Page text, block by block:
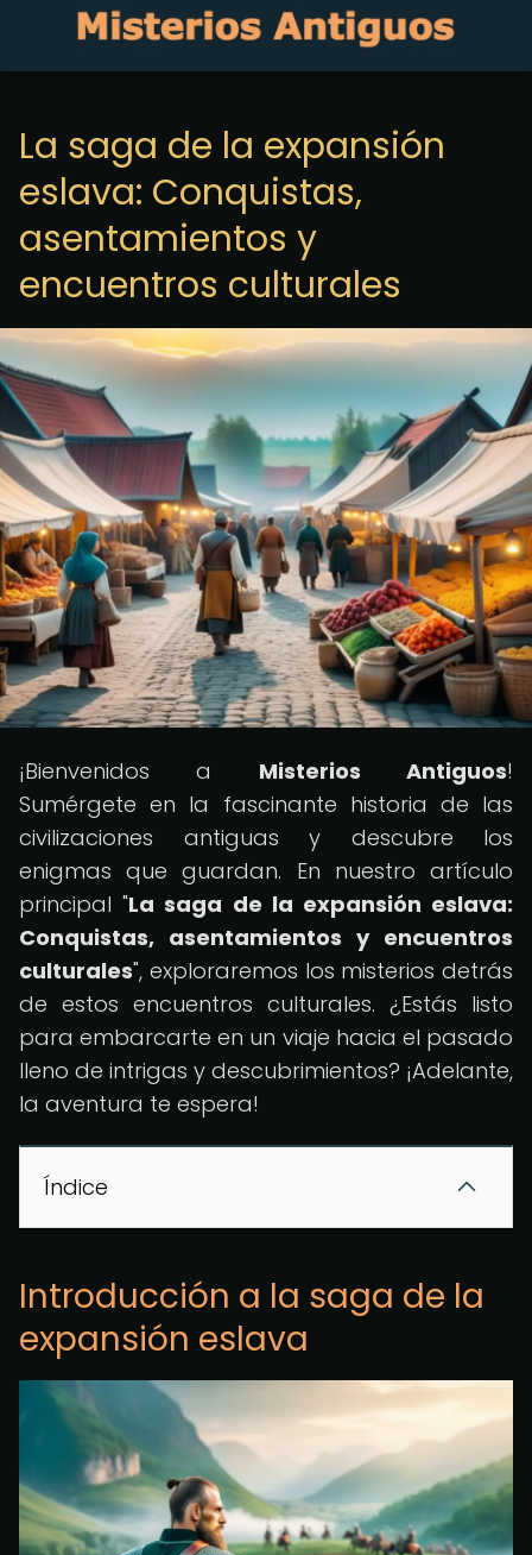
La saga de la expansión
eslava: Conquistas,
asentamientos y
encuentros culturales
¡Bienvenidos a Misterios Antiguos!
Sumérgete en la fascinante historia de las
civilizaciones antiguas y descubre los
enigmas que guardan. En nuestro artículo
principal "La saga de la expansión eslava:
Conquistas, asentamientos y encuentros
culturales", exploraremos los misterios detrás
de estos encuentros culturales. ¿Estás listo
para embarcarte en un viaje hacia el pasado
lleno de intrigas y descubrimientos? ¡Adelante,
la aventura te espera!
Índice
Introducción a la saga de la
expansión eslava